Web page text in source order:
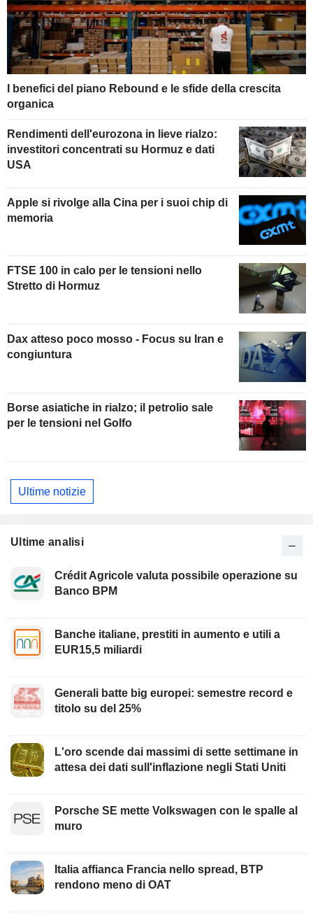
I benefici del piano Rebound e le sfide della crescita
organica
Rendimenti dell'eurozona in lieve rialzo:
investitori concentrati su Hormuz e dati
USA
Apple si rivolge alla Cina per i suoi chip di
memoria
FTSE 100 in calo per le tensioni nello
Stretto di Hormuz
Dax atteso poco mosso - Focus su Iran e
congiuntura
Borse asiatiche in rialzo; il petrolio sale
per le tensioni nel Golfo
Ultime notizie
Ultime analisi
Crédit Agricole valuta possibile operazione su
Banco BPM
Banche italiane, prestiti in aumento e utili a
EUR15,5 miliardi
Generali batte big europei: semestre record e
titolo su del 25%
L'oro scende dai massimi di sette settimane in
attesa dei dati sull'inflazione negli Stati Uniti
Porsche SE mette Volkswagen con le spalle al
muro
Italia affianca Francia nello spread, BTP
rendono meno di OAT